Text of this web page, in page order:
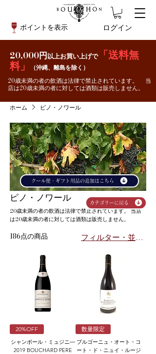
ポイントを表示 ログイン
20,000円以上お買い上げで「送料無
料」
（沖縄、離島を除く）
20歳未満の者の飲酒は法律で禁止されています。 当
店は20歳未満の者に対しては酒類は販売しません。
ホーム ピノ・ノワール
ピノ・ノワール
20歳未満の者の飲酒は法律で禁止されています。 当店
は20歳未満の者に対しては酒類は販売しません。
186点の商品 フィルター・並び替え
20%OFF
シャンボール・ミュジニ―
2019 BOUCHARD PERE
数量限定
ブルゴーニュ・オート・コ
ート・ド・ニュイ・ルージ
クール便・ギフト用品の追加はこちら
カテゴリーに戻る